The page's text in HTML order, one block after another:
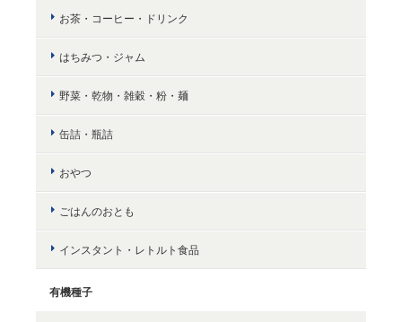
お茶・コーヒー・ドリンク
はちみつ・ジャム
野菜・乾物・雑穀・粉・麺
缶詰・瓶詰
おやつ
ごはんのおとも
インスタント・レトルト食品
有機種子